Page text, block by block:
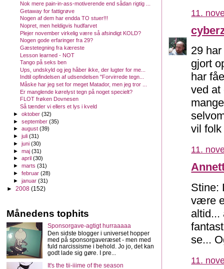
11.
29
gjort
har
ved at
vil
11.
Stine:
være
altid...
se...
11.
Nok mere pain-in-ass-motiverende end sådan rigtig ...
Getaway for fattigrøve
Nogen af dem har endda TO stuer!!!
Nopret, men heldigvis hudfarvet
Plejer november virkelig være så afsindigt KOLD?
Nogen gode erfaringer fra 29?
Gæstetegning fra kæreste
Lesson learned - NOT
Tango på seks ben
Ups, undskyld og jeg håber ikke, der lugter for me...
Indtil opfindelsen af udsendelsen "Forvirrede tegn...
Måske har jeg set for meget Matador, men jeg tror ...
Er manglende kørelyst tegn på noget specielt?
FLOT frøken Dovnesen
Så tænder vi ellers et lys i kveld
►oktober(32)
►september(35)
►august(39)
►juli(31)
►juni(30)
►maj(31)
►april(30)
►marts(31)
►februar(28)
►januar(31)
► 2008 (152)
Månedens tophits
Sponsorgave-agtigt hurraaaaa
Den sidste blogger i universet hopper
med på sponsorgaveræset - men med
fuld narcissisme i behold. Jo jo, det kan
godt lade sig gøre. I pre...
It's the tii-iiime of the season